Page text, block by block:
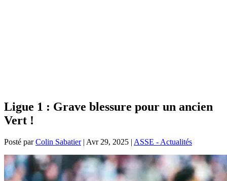
Ligue 1 : Grave blessure pour un ancien
Vert !
Posté parColin Sabatier| Avr 29, 2025 | ASSE - Actualités